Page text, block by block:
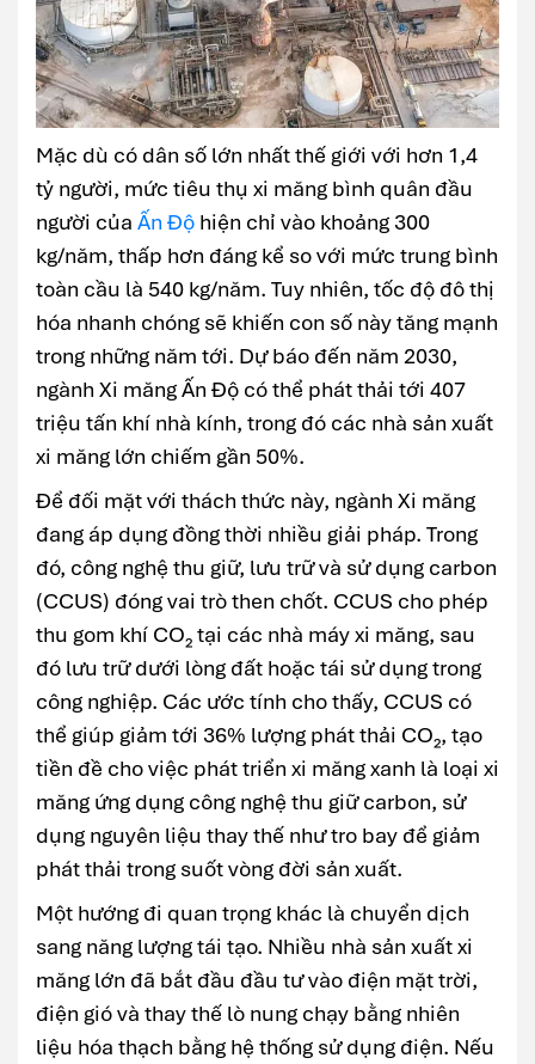
Mặc dù có dân số lớn nhất thế giới với hơn 1,4
tỷ người, mức tiêu thụ xi măng bình quân đầu
người của Ấn Độ hiện chỉ vào khoảng 300
kg/năm, thấp hơn đáng kể so với mức trung bình
toàn cầu là 540 kg/năm. Tuy nhiên, tốc độ đô thị
hóa nhanh chóng sẽ khiến con số này tăng mạnh
trong những năm tới. Dự báo đến năm 2030,
ngành Xi măng Ấn Độ có thể phát thải tới 407
triệu tấn khí nhà kính, trong đó các nhà sản xuất
xi măng lớn chiếm gần 50%.
Để đối mặt với thách thức này, ngành Xi măng
đang áp dụng đồng thời nhiều giải pháp. Trong
đó, công nghệ thu giữ, lưu trữ và sử dụng carbon
(CCUS) đóng vai trò then chốt. CCUS cho phép
thu gom khí CO₂ tại các nhà máy xi măng, sau
đó lưu trữ dưới lòng đất hoặc tái sử dụng trong
công nghiệp. Các ước tính cho thấy, CCUS có
thể giúp giảm tới 36% lượng phát thải CO₂, tạo
tiền đề cho việc phát triển xi măng xanh là loại xi
măng ứng dụng công nghệ thu giữ carbon, sử
dụng nguyên liệu thay thế như tro bay để giảm
phát thải trong suốt vòng đời sản xuất.
Một hướng đi quan trọng khác là chuyển dịch
sang năng lượng tái tạo. Nhiều nhà sản xuất xi
măng lớn đã bắt đầu đầu tư vào điện mặt trời,
điện gió và thay thế lò nung chạy bằng nhiên
liệu hóa thạch bằng hệ thống sử dụng điện. Nếu